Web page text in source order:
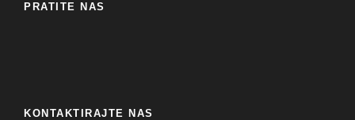
PRATITE NAS
KONTAKTIRAJTE NAS